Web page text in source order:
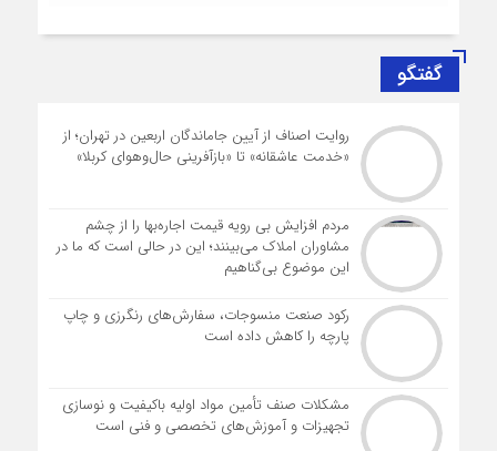
گفتگو
روایت اصناف از آیین جاماندگان اربعین در تهران؛ از
«خدمت عاشقانه» تا «بازآفرینی حال‌وهوای کربلا»
مردم افزایش بی رویه قیمت اجاره‌بها را از چشم
مشاوران املاک می‌بینند؛ این در حالی است که ما در
این موضوع بی‌گناهیم
رکود صنعت منسوجات، سفارش‌های رنگرزی و چاپ
پارچه را کاهش داده است
مشکلات صنف تأمین مواد اولیه باکیفیت و نوسازی
تجهیزات و آموزش‌های تخصصی و فنی است